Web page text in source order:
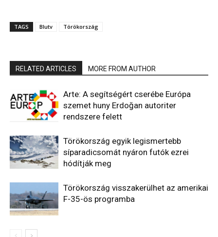
TAGS Blutv Törökország
RELATED ARTICLES MORE FROM AUTHOR
Arte: A segítségért cserébe Európa
szemet huny Erdoğan autoriter
rendszere felett
Törökország egyik legismertebb
síparadicsomát nyáron futók ezrei
hódítják meg
Törökország visszakerülhet az amerikai
F-35-ös programba